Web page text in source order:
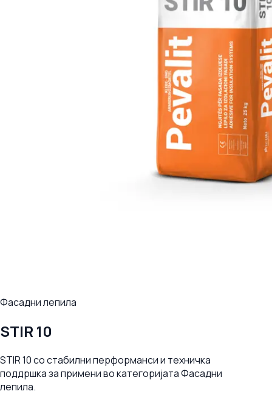
Фасадни лепила
STIR 10
STIR 10 со стабилни перформанси и техничка
поддршка за примени во категоријата Фасадни
лепила.